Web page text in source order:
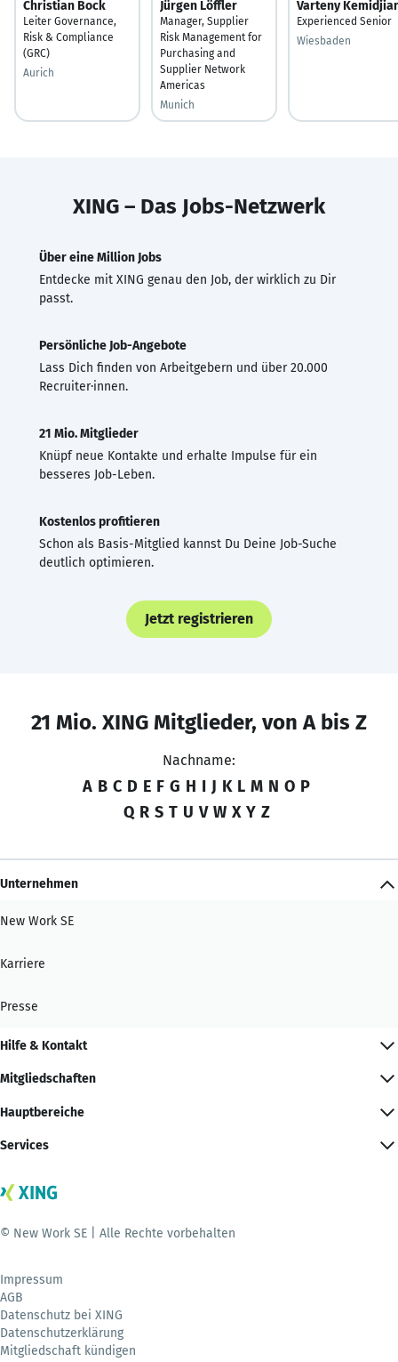
Christian Bock
Leiter Governance,
Risk & Compliance
(GRC)
Aurich
Jürgen Löffler
Manager, Supplier
Risk Management for
Purchasing and
Supplier Network
Americas
Munich
Varteny
Experienced Senior
Wiesbaden
XING – Das Jobs-Netzwerk
Über eine Million Jobs
Entdecke mit XING genau den Job, der wirklich zu Dir
passt.
Persönliche Job-Angebote
Lass Dich finden von Arbeitgebern und über 20.000
Recruiter·innen.
21 Mio. Mitglieder
Knüpf neue Kontakte und erhalte Impulse für ein
besseres Job-Leben.
Kostenlos profitieren
Schon als Basis-Mitglied kannst Du Deine Job-Suche
deutlich optimieren.
Jetzt registrieren
21 Mio. XING Mitglieder, von A bis Z
Nachname:
A B C D E F G H I J K L M N O P
Q R S T U V W X Y Z
Unternehmen
New Work SE
Karriere
Presse
Hilfe & Kontakt
Mitgliedschaften
Hauptbereiche
Services
© New Work SE | Alle Rechte vorbehalten
Impressum
AGB
Datenschutz bei XING
Datenschutzerklärung
Mitgliedschaft kündigen